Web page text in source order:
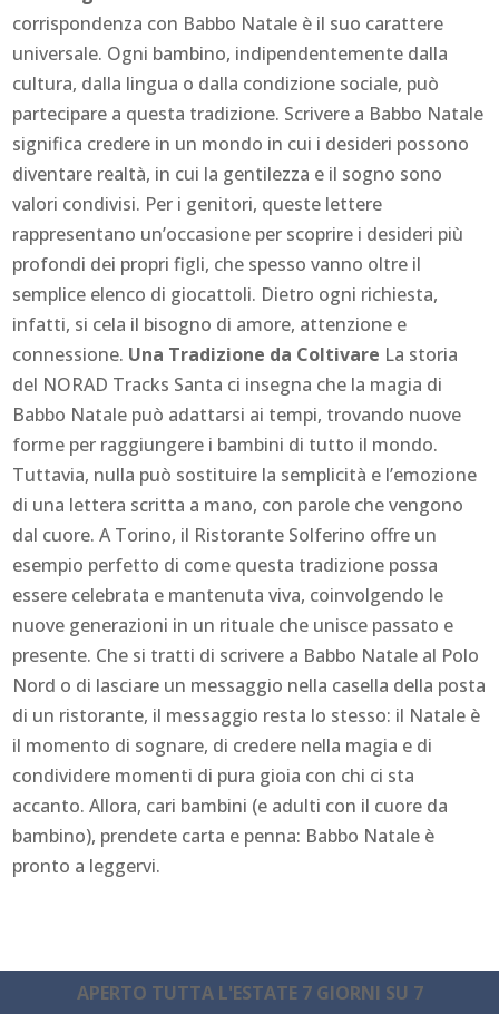
corrispondenza con Babbo Natale è il suo carattere
universale. Ogni bambino, indipendentemente dalla
cultura, dalla lingua o dalla condizione sociale, può
partecipare a questa tradizione. Scrivere a Babbo Natale
significa credere in un mondo in cui i desideri possono
diventare realtà, in cui la gentilezza e il sogno sono
valori condivisi. Per i genitori, queste lettere
rappresentano un’occasione per scoprire i desideri più
profondi dei propri figli, che spesso vanno oltre il
semplice elenco di giocattoli. Dietro ogni richiesta,
infatti, si cela il bisogno di amore, attenzione e
connessione. Una Tradizione da Coltivare La storia
del NORAD Tracks Santa ci insegna che la magia di
Babbo Natale può adattarsi ai tempi, trovando nuove
forme per raggiungere i bambini di tutto il mondo.
Tuttavia, nulla può sostituire la semplicità e l’emozione
di una lettera scritta a mano, con parole che vengono
dal cuore. A Torino, il Ristorante Solferino offre un
esempio perfetto di come questa tradizione possa
essere celebrata e mantenuta viva, coinvolgendo le
nuove generazioni in un rituale che unisce passato e
presente. Che si tratti di scrivere a Babbo Natale al Polo
Nord o di lasciare un messaggio nella casella della posta
di un ristorante, il messaggio resta lo stesso: il Natale è
il momento di sognare, di credere nella magia e di
condividere momenti di pura gioia con chi ci sta
accanto. Allora, cari bambini (e adulti con il cuore da
bambino), prendete carta e penna: Babbo Natale è
pronto a leggervi.
APERTO TUTTA L'ESTATE 7 GIORNI SU 7